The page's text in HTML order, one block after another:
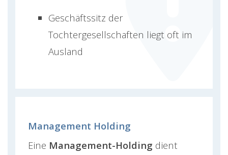
Geschäftssitz der
Tochtergesellschaften liegt oft im
Ausland
Management Holding
Eine Management-Holding dient